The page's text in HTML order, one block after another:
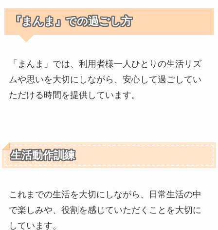
『まんま』での過ごし方
「まんま」では、利用者様一人ひとりの生活リズ
ムや思いを大切にしながら、安心して過ごしてい
ただける時間を提供しています。
生活動作訓練
これまでの生活を大切にしながら、日常生活の中
で楽しみや、役割を感じていただくことを大切に
しています。